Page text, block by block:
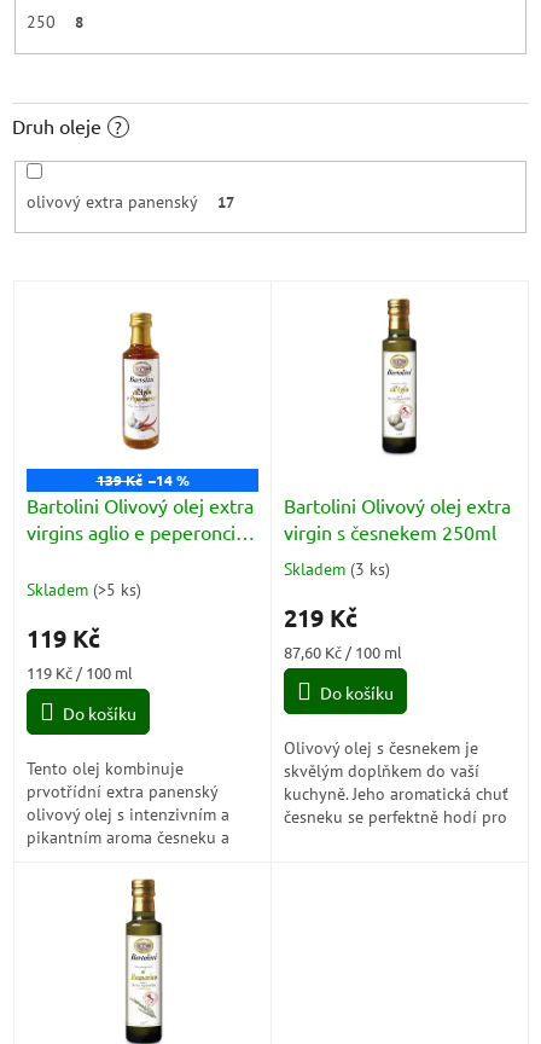
250 8
Druh oleje ?
olivový extra panenský 17
139 Kč –14 %
Bartolini Olivový olej extra
virgins aglio e peperoncino
Skladem (>5 ks)
119 Kč
Měrná
cena:
119 Kč / 100 ml
Do košíku
Tento olej kombinuje
prvotřídní extra panenský
olivový olej s intenzivním a
pikantním aroma česneku a
výraznou chuťovou explozi.
Bartolini Olivový olej extra
virgin s česnekem 250ml
Průměrné
produktu
5,0
5
Skladem (3 ks)
219 Kč
Měrná
cena:
87,60 Kč / 100 ml
Do košíku
Olivový olej s česnekem je
skvělým doplňkem do vaší
kuchyně. Jeho aromatická chuť
česneku se perfektně hodí pro